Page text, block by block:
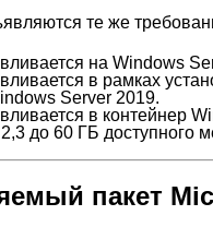
те же
на Windows
в рамках
Server 2019.
в контейнер
до 60 ГБ доступного
пакет